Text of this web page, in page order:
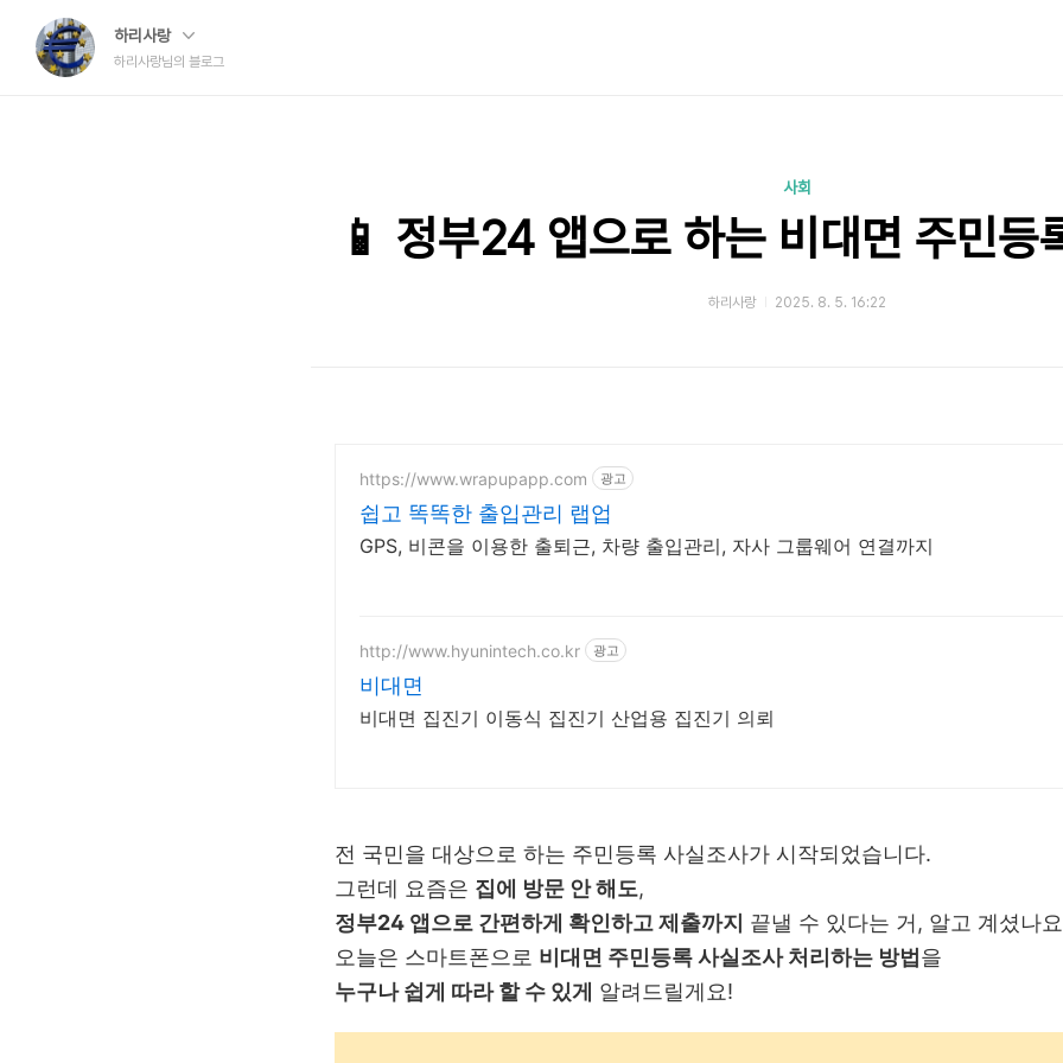
하리사랑
하리사랑님의 블로그
사회
📱 정부24 앱으로 하는 비대면 주민등
하리사랑 2025. 8. 5. 16:22
https://www.wrapupapp.com 광고
쉽고 똑똑한 출입관리 랩업
GPS, 비콘을 이용한 출퇴근, 차량 출입관리, 자사 그룹웨어 연결까지
http://www.hyunintech.co.kr 광고
비대면
비대면 집진기 이동식 집진기 산업용 집진기 의뢰
전 국민을 대상으로 하는 주민등록 사실조사가 시작되었습니다.
그런데 요즘은 집에 방문 안 해도,
정부24 앱으로 간편하게 확인하고 제출까지 끝낼 수 있다는 거, 알고 계셨나
오늘은 스마트폰으로 비대면 주민등록 사실조사 처리하는 방법 을
누구나 쉽게 따라 할 수 있게 알려드릴게요!